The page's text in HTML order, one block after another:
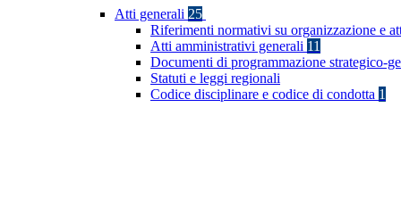
Atti generali 25
Riferimenti normativi su organizzazione e
Atti amministrativi generali 11
Documenti di programmazione strategico-
Statuti e leggi regionali
Codice disciplinare e codice di condotta 1